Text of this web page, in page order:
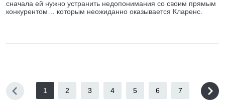
сначала ей нужно устранить недопонимания со своим прямым
конкурентом… которым неожиданно оказывается Кларенс.
1 2 3 4 5 6 7